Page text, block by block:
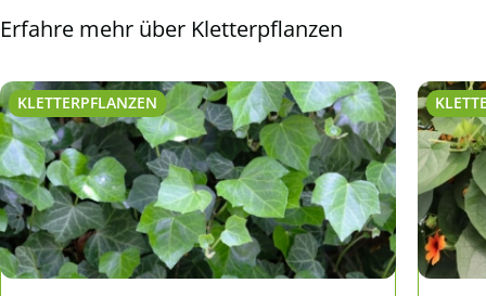
Erfahre mehr über Kletterpflanzen
KLETTERPFLANZEN